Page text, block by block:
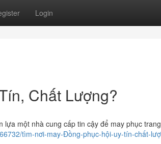
Login
Chất Lượng?
một nhà cung cấp tin cậy để may phục
tìm-nơi-may-Đồng-phục-hội-uy-tín-chất-